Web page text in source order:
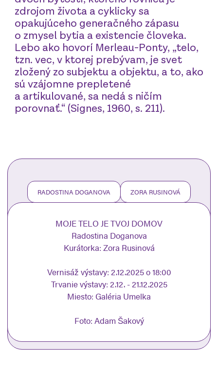
zdrojom života a cyklicky sa
opakujúceho generačného zápasu
o zmysel bytia a existencie človeka.
Lebo ako hovorí Merleau-Ponty, „telo,
tzn. vec, v ktorej prebývam, je svet
zložený zo subjektu a objektu, a to, ako
sú vzájomne prepletené
a artikulované, sa nedá s ničím
porovnať.“ (Signes, 1960, s. 211).
RADOSTINA DOGANOVA ZORA RUSINOVÁ
MOJE TELO JE TVOJ DOMOV
Radostina Doganova
Kurátorka: Zora Rusinová
Vernisáž výstavy: 2.12.2025 o 18:00
Trvanie výstavy: 2.12. - 21.12.2025
Miesto: Galéria Umelka
Foto: Adam Šakový